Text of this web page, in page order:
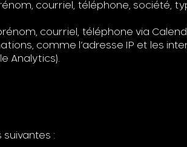
courriel, téléphone, société,
courriel, téléphone via
comme l’adresse IP et les
Analytics).
suivantes :